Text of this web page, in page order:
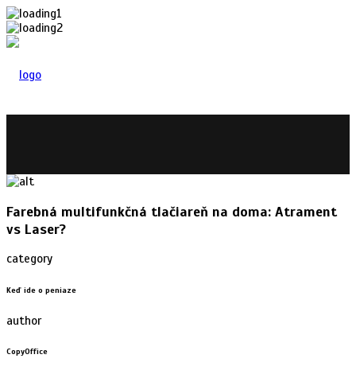
Farebná multifunkčná tlačiareň na doma: Atrament
vs Laser?
category
Keď ide o peniaze
author
CopyOffice